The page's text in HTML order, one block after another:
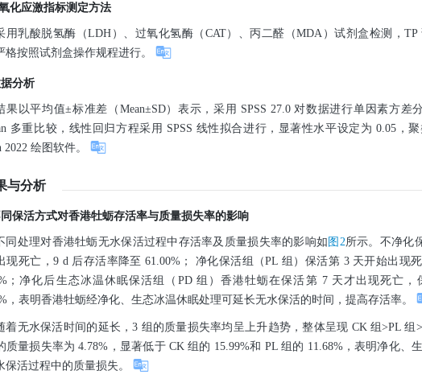
化应激指标测定方法
用乳酸脱氢酶（LDH）、过氧化氢酶（CAT）、丙二醛（MDA）试剂盒检测，
格按照试剂盒操作规程进行。
分析
果以平均值±标准差（Mean±SD）表示，采用 SPSS 27.0 对数据进行单因素方差
多重比较，线性回归方程采用 SPSS 线性拟合进行，显著性水平设定为 0.05，
2022 绘图软件。
与分析
保活方式对香港牡蛎存活率与质量损失率的影响
同处理对香港牡蛎无水保活过程中存活率及质量损失率的影响如 图2所示。不净化
现死亡，9 d 后存活率降至 61.00%； 净化保活组（PL 组）保活第 3 天开始出现
；净化后生态冰温休眠保活组（PD 组）香港牡蛎在保活第 7 天才出现死亡
，表明香港牡蛎经净化、生态冰温休眠处理可延长无水保活的时间，提高存活率。
着无水保活时间的延长，3 组的质量损失率均呈上升趋势，整体呈现 CK 组>PL 组
质量损失率为 4.78%，显著低于 CK 组的 15.99%和 PL 组的 11.68%，表明净化、
保活过程中的质量损失。